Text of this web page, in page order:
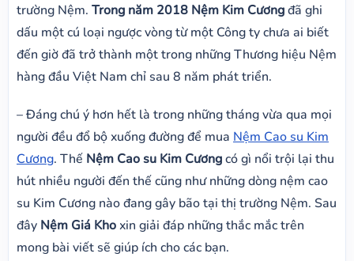
trường Nệm. Trong năm 2018 Nệm Kim Cươngđã ghi
dấu một cú loại ngược vòng từ một Công ty chưa ai biết
đến giờ đã trở thành một trong những Thương hiệu Nệm
hàng đầu Việt Nam chỉ sau 8 năm phát triển.
– Đáng chú ý hơn hết là trong những tháng vừa qua mọi
người đều đổ bộ xuống đường để mua Nệm Cao su Kim
Cương. Thế Nệm Cao su Kim Cươngcó gì nổi trội lại thu
hút nhiều người đến thế cũng như những dòng nệm cao
su Kim Cương nào đang gây bão tại thị trường Nệm. Sau
đây Nệm Giá Khoxin giải đáp những thắc mắc trên
mong bài viết sẽ giúp ích cho các bạn.